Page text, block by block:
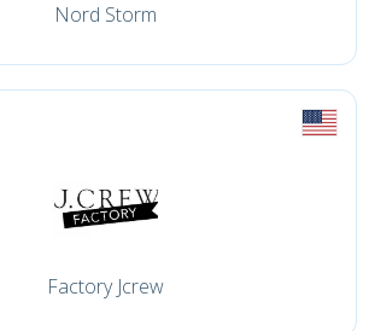
Nord Storm
Factory Jcrew